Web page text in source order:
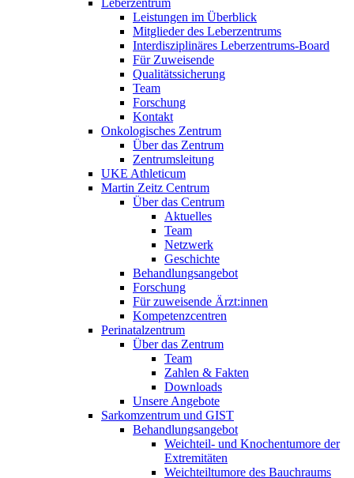
Leberzentrum
Leistungen im Überblick
Mitglieder des Leberzentrums
Interdisziplinäres Leberzentrums-Board
Für Zuweisende
Qualitätssicherung
Team
Forschung
Kontakt
Onkologisches Zentrum
Über das Zentrum
Zentrumsleitung
UKE Athleticum
Martin Zeitz Centrum
Über das Centrum
Aktuelles
Team
Netzwerk
Geschichte
Behandlungsangebot
Forschung
Für zuweisende Ärzt:innen
Kompetenzcentren
Perinatalzentrum
Über das Zentrum
Team
Zahlen & Fakten
Downloads
Unsere Angebote
Sarkomzentrum und GIST
Behandlungsangebot
Weichteil- und Knochentumore der
Extremitäten
Weichteiltumore des Bauchraums